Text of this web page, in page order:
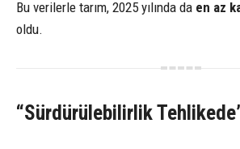
Bu verilerle tarım, 2025 yılında da en az
oldu.
“Sürdürülebilirlik